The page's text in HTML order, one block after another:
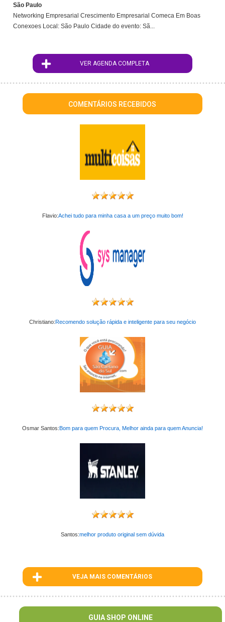
São Paulo
Networking Empresarial Crescimento Empresarial Comeca Em Boas
Conexoes Local: São Paulo Cidade do evento: Sã...
VER AGENDA COMPLETA
COMENTÁRIOS RECEBIDOS
Flavio:Achei tudo para minha casa a um preço muito bom!
Christiano:Recomendo solução rápida e inteligente para seu negócio
Osmar Santos:Bom para quem Procura, Melhor ainda para quem Anuncia!
Santos:melhor produto original sem dúvida
VEJA MAIS COMENTÁRIOS
GUIA SHOP ONLINE